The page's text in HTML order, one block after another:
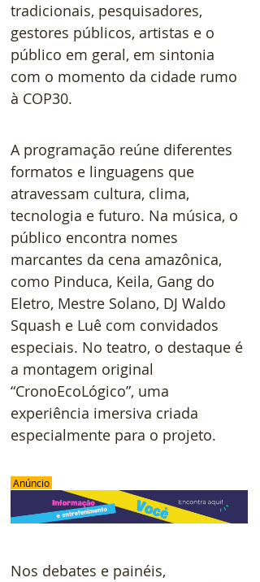
tradicionais, pesquisadores,
gestores públicos, artistas e o
público em geral, em sintonia
com o momento da cidade rumo
à COP30.
A programação reúne diferentes
formatos e linguagens que
atravessam cultura, clima,
tecnologia e futuro. Na música, o
público encontra nomes
marcantes da cena amazônica,
como Pinduca, Keila, Gang do
Eletro, Mestre Solano, DJ Waldo
Squash e Luê com convidados
especiais. No teatro, o destaque é
a montagem original
“CronoEcoLógico”, uma
experiência imersiva criada
especialmente para o projeto.
Anúncio
Nos debates e painéis,